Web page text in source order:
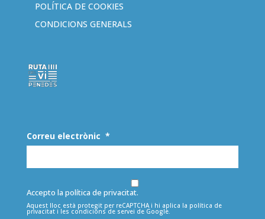
POLÍTICA DE COOKIES
CONDICIONS GENERALS
Correu electrònic *
Accepto la política de privacitat.
Aquest lloc està protegit per reCAPTCHA i hi aplica la política de
privacitati les condicions de servei de Google.